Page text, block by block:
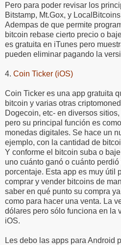
Pero para poder revisar los
Bitstamp, Mt.Gox, y
Adempas de que permite
bitcoin rebase cierto precio o
es gratuita en iTunes pero
pueden eliminar pagando la
4. Coin Ticker (iOS)
Coin Ticker es una app gratuita
bitcoin y varias otras
Dogecoin, etc- en diversos
pero su principal función es
monedas digitales. Se hace un
ejemplo, con la cantidad de
Y conforme el bitcoin suba o
uno cuánto ganó o cuánto
porcentaje. Esta app es muy útil
comprar y vender bitcoins de
saber en qué punto su compra
como para hacer una venta. La
dólares pero sólo funciona en la
iOS.
Les debo las apps para Android